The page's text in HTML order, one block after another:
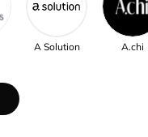
A Solution A.chi